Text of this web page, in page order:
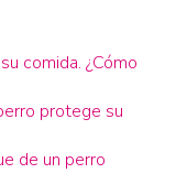
comida. ¿Cómo
protege su
de un perro